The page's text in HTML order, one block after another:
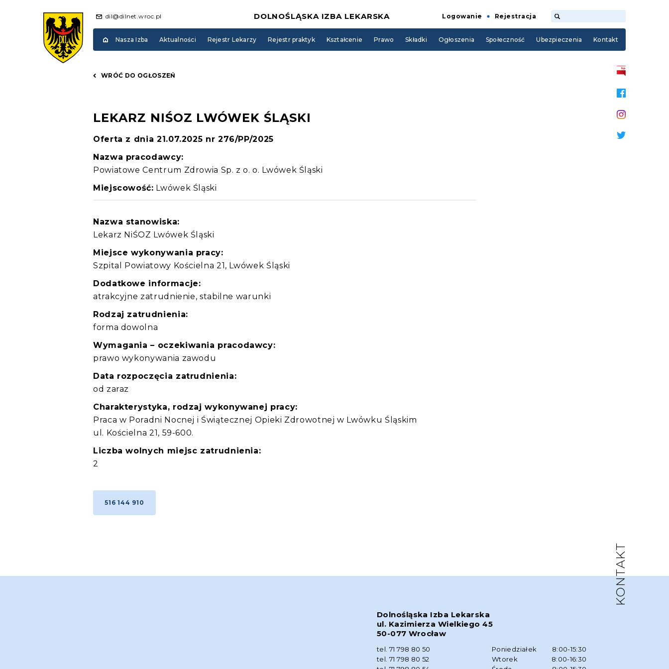
dil@dilnet.wroc.pl DOLNOŚLĄSKA IZBA LEKARSKA Logowanie Rejestracja
Nasza Izba Aktualności Rejestr Lekarzy Rejestr praktyk Kształcenie Prawo Składki Ogłoszenia Społeczność Ubezpieczenia Kontakt
WRÓĆ DO OGŁOSZEŃ
LEKARZ NIŚOZ LWÓWEK ŚLĄSKI
Oferta z dnia 21.07.2025 nr 276/PP/2025
Nazwa pracodawcy:
Powiatowe Centrum Zdrowia Sp. z o. o. Lwówek Śląski
Miejscowość: Lwówek Śląski
Nazwa stanowiska:
Lekarz NiŚOZ Lwówek Śląski
Miejsce wykonywania pracy:
Szpital Powiatowy Kościelna 21, Lwówek Śląski
Dodatkowe informacje:
atrakcyjne zatrudnienie, stabilne warunki
Rodzaj zatrudnienia:
forma dowolna
Wymagania – oczekiwania pracodawcy:
prawo wykonywania zawodu
Data rozpoczęcia zatrudnienia:
od zaraz
Charakterystyka, rodzaj wykonywanej pracy:
Praca w Poradni Nocnej i Świątecznej Opieki Zdrowotnej w Lwówku Śląskim
ul. Kościelna 21, 59-600.
Liczba wolnych miejsc zatrudnienia:
2
516 144 910
KONTAKT
Dolnośląska Izba Lekarska
ul. Kazimierza Wielkiego 45
50-077 Wrocław
tel. 71 798 80 50
tel. 71 798 80 52
Poniedziałek
8:00-15:30
Wtorek
8:00-16:30